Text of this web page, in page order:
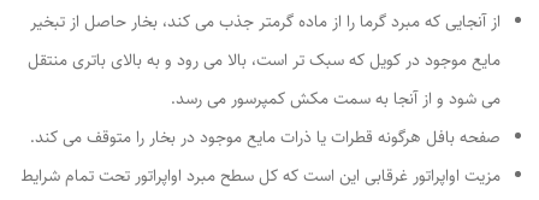
از آنجایی که مبرد گرما را از ماده گرمتر جذب می کند، بخار حاصل از تبخیر
مایع موجود در کویل که سبک تر است، بالا می رود و به بالای باتری منتقل
می شود و از آنجا به سمت مکش کمپرسور می رسد.
صفحه بافل هرگونه قطرات یا ذرات مایع موجود در بخار را متوقف می کند.
مزیت اواپراتور غرقابی این است که کل سطح مبرد اواپراتور تحت تمام شرایط